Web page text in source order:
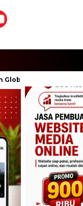
Dugaan